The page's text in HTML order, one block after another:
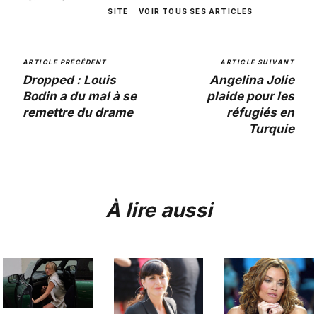
SITE VOIR TOUS SES ARTICLES
ARTICLE PRÉCÉDENT
Dropped : Louis
Bodin a du mal à se
remettre du drame
ARTICLE SUIVANT
Angelina Jolie
plaide pour les
réfugiés en
Turquie
À lire aussi